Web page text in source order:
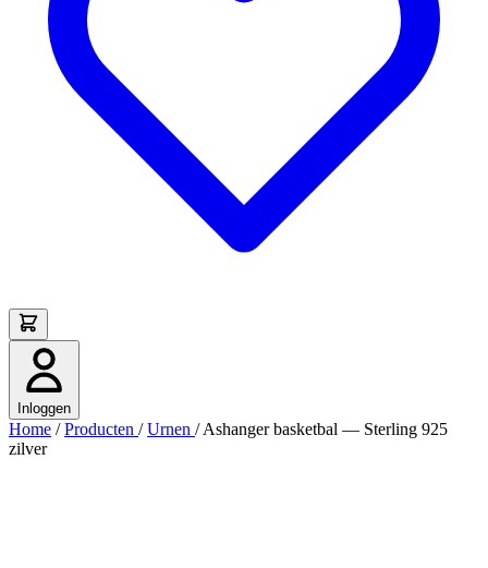
Inloggen
Home / Producten / Urnen / Ashanger basketbal — Sterling 925
zilver